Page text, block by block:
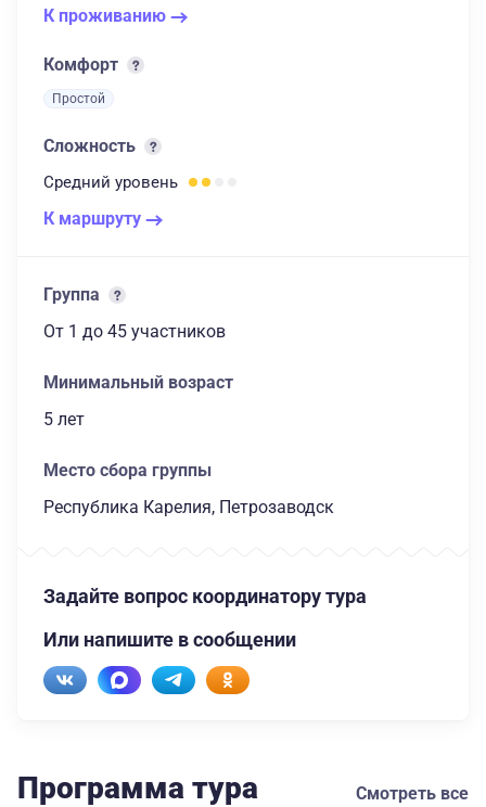
К проживанию
Комфорт
Простой
Сложность
Средний уровень
К маршруту
Группа
От 1 до 45 участников
Минимальный возраст
5 лет
Место сбора группы
Республика Карелия, Петрозаводск
Задайте вопрос координатору тура
Или напишите в сообщении
Программа тура Смотреть все